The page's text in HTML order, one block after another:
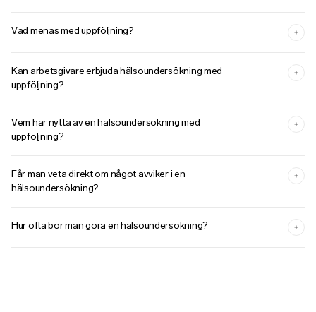
Vad menas med uppföljning?
Kan arbetsgivare erbjuda hälsoundersökning med
uppföljning?
Vem har nytta av en hälsoundersökning med
uppföljning?
Får man veta direkt om något avviker i en
hälsoundersökning?
Hur ofta bör man göra en hälsoundersökning?